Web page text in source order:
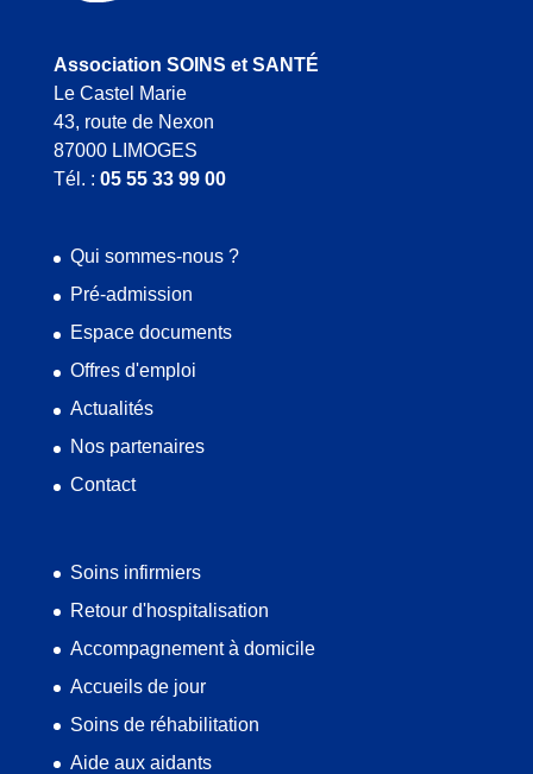
Association SOINS et SANTÉ
Le Castel Marie
43, route de Nexon
87000 LIMOGES
Tél. : 05 55 33 99 00
Qui sommes-nous ?
Pré-admission
Espace documents
Offres d'emploi
Actualités
Nos partenaires
Contact
Soins infirmiers
Retour d'hospitalisation
Accompagnement à domicile
Accueils de jour
Soins de réhabilitation
Aide aux aidants